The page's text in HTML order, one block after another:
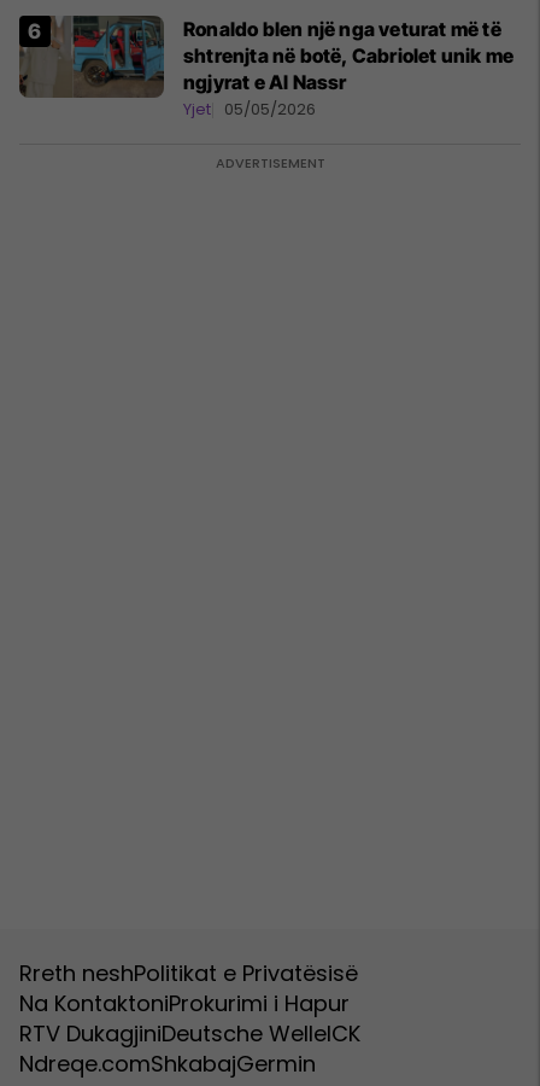
Ronaldo blen një nga veturat më të
shtrenjta në botë, Cabriolet unik me
ngjyrat e Al Nassr
Yjet 05/05/2026
Rreth neshPolitikat e Privatësisë
Na KontaktoniProkurimi i Hapur
RTV DukagjiniDeutsche WelleICK
Ndreqe.comShkabajGermin